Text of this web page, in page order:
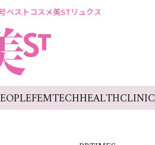
ベストコスメ美STリュクス
FEMTECHHEALTHCLINIC